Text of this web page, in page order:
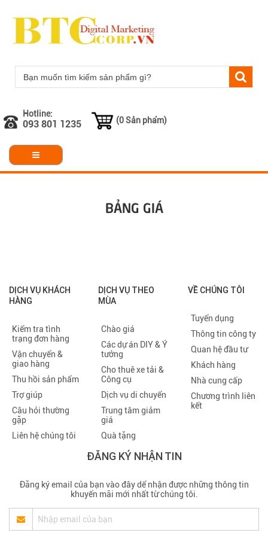
Hotline:
093 801 1235 (0 Sản phẩm)
BẢNG GIÁ
DỊCH VỤ KHÁCH
HÀNG
Kiểm tra tình
trạng đơn hàng
Vận chuyển &
giao hàng
Thu hồi sản phẩm
Trợ giúp
Câu hỏi thường
gặp
Liên hệ chúng tôi
DỊCH VỤ THEO
MÙA
Chào giá
Các dự án DIY & Ý
tưởng
Cho thuê xe tải &
Công cụ
Dịch vụ di chuyển
Trung tâm giảm
giá
Quà tặng
VỀ CHÚNG TÔI
Tuyển dụng
Thông tin công ty
Quan hệ đầu tư
Khách hàng
Nhà cung cấp
Chương trình liên
kết
ĐĂNG KÝ NHẬN TIN
Đăng ký email của bạn vào đây dể nhận được những thông tin
khuyến mãi mới nhất từ chúng tôi.